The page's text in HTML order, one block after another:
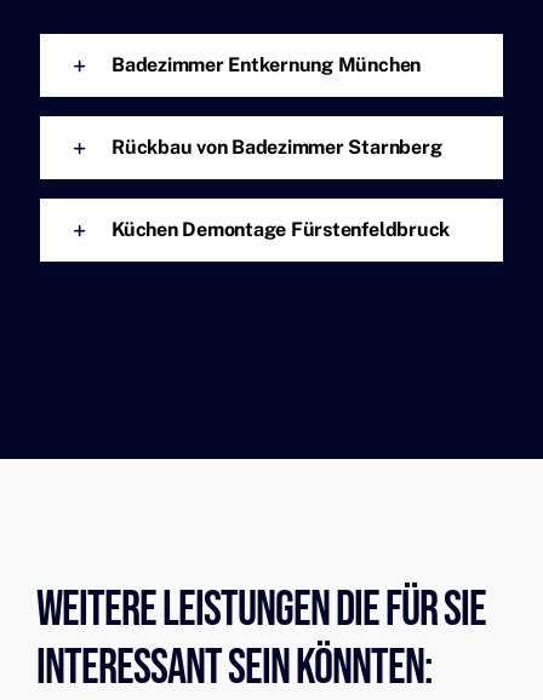
Badezimmer Entkernung München
Rückbau von Badezimmer Starnberg
Küchen Demontage Fürstenfeldbruck
Weitere Leistungen Die Für Sie
Interessant Sein Könnten: